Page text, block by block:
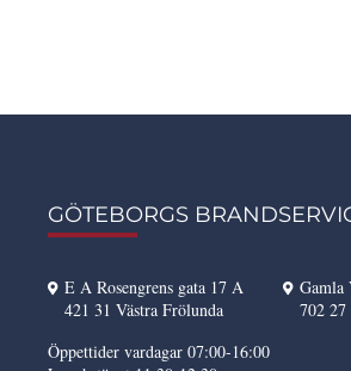
GÖTEBORGS
E A Rosengrens gata 17 A
421 31 Västra Frölunda
Gamla
702
Öppettider vardagar 07:00-16:00